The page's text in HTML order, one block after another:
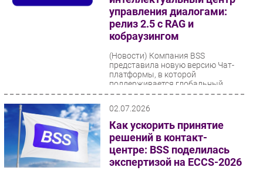
управления диалогами:
релиз 2.5 с RAG и
кобраузингом
(Новости) Компания BSS
представила новую версию Чат-
платформы, в которой
поддерживается глобальный
тренд на гиперперсонализацию и
02.07.2026
Как ускорить принятие
решений в контакт-
центре: BSS поделилась
экспертизой на ECCS-2026